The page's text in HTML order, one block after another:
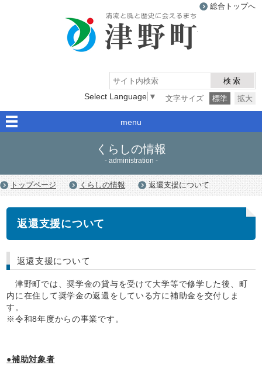
総合トップへ
検索
文字サイズ
標準 拡大
Select Language ▼
menu
くらしの情報
- administration -
トップページ くらしの情報 返還支援について
返還支援について
返還支援について
津野町では、奨学金の貸与を受けて大学等で修学した後、町
内に在住して奨学金の返還をしている方に補助金を交付しま
す。
※令和8年度からの事業です。
●補助対象者